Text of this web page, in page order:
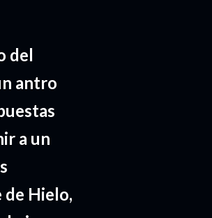
del
antro
a un
de Hielo,